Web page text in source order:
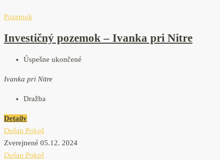
Pozemok
Investičný pozemok – Ivanka pri Nitre
Úspešne ukončené
Ivanka pri Nitre
Dražba
Detaily
Dušan Pokoš
Zverejnené 05.12. 2024
Dušan Pokoš